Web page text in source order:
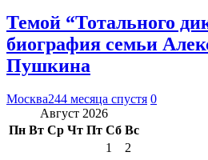
Темой “Тотального
биография семьи
Пушкина
Москва244 месяца спустя 0
Август 2026
Пн Вт Ср Чт Пт Сб Вс
1
2